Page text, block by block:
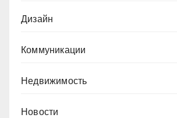
Дизайн
Коммуникации
Недвижимость
Новости